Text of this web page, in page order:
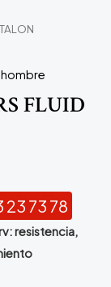
FLUID
73 78
resistencia,